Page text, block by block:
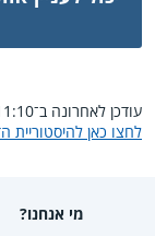
עודכן לאחרונה ב־11:10, 22 בדצמבר 2024.
לחצו כאן להיסטוריית
מי אנחנו?